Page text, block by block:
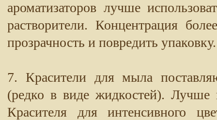
ароматизаторов лучше
растворители. Концентрация
прозрачность и повредить упаковку.
7. Красители для мыла
(редко в виде жидкостей). Лучше
Красителя для интенсивного